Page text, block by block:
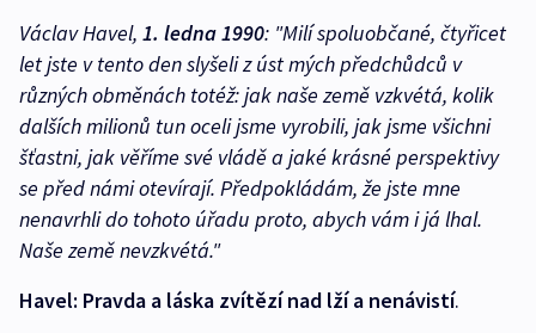
Václav Havel, 1. ledna 1990: "Milí spoluobčané, čtyřicet
let jste v tento den slyšeli z úst mých předchůdců v
různých obměnách totéž: jak naše země vzkvétá, kolik
dalších milionů tun oceli jsme vyrobili, jak jsme všichni
šťastni, jak věříme své vládě a jaké krásné perspektivy
se před námi otevírají. Předpokládám, že jste mne
nenavrhli do tohoto úřadu proto, abych vám i já lhal.
Naše země nevzkvétá."
Havel: Pravda a láska zvítězí nad lží a nenávistí.